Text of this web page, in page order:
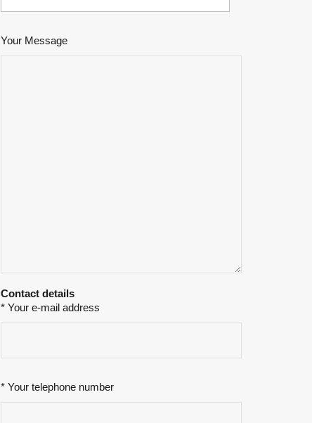
Your Message
Contact details
* Your e-mail address
* Your telephone number